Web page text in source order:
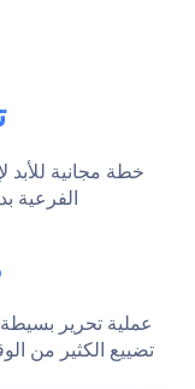
خطة مجانية للأبد
الفرعية
عملية تحرير
تضييع الكثير من